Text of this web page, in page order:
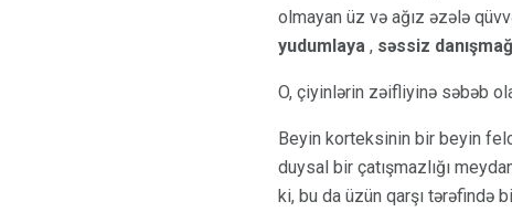
olmayan üz və ağız əzələ
yudumlaya , səssiz
O, çiyinlərin zəifliyinə səbəb
Beyin korteksinin bir beyin
duysal bir çatışmazlığı
ki, bu da üzün qarşı tərəfində